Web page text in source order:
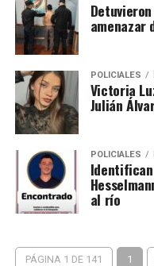
amenazar
POLICIALES
Victoria
Julián
POLICIALES
Identifican
al río
PÁGINA 1 DE 141 1